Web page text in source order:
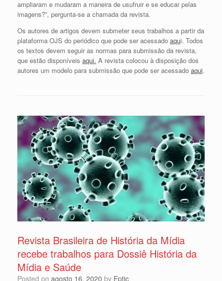
ampliaram e mudaram a maneira de usufruir e se educar pelas
imagens?”, pergunta-se a chamada da revista.
Os autores de artigos devem submeter seus trabalhos a partir da
plataforma OJS do periódico que pode ser acessado aqui. Todos
os textos devem seguir as normas para submissão da revista,
que estão disponíveis aqui. A revista colocou à disposição dos
autores um modelo para submissão que pode ser acessado aqui.
Revista Brasileira de História da Mídia
recebe trabalhos para Dossiê História da
Mídia e Saúde
Posted on agosto 16, 2020 by Eptic